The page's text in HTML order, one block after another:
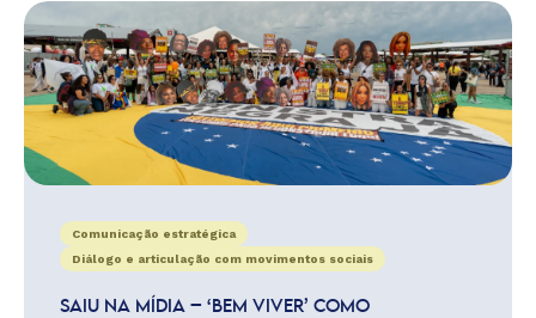
Comunicação estratégica
Diálogo e articulação com movimentos sociais
SAIU NA MÍDIA – ‘BEM VIVER’ COMO